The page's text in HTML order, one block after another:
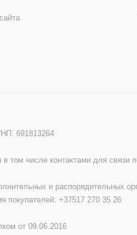
691813264
том числе контактами для
и распорядительных
покупателей: +37517 270 35 26
от 09.06.2016